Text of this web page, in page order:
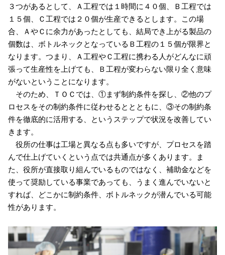
３つがあるとして、Ａ工程では１時間に４０個、Ｂ工程では
１５個、Ｃ工程では２０個が生産できるとします。この場
合、ＡやＣに余力があったとしても、結局でき上がる製品の
個数は、ボトルネックとなっているＢ工程の１５個が限界と
なります。つまり、Ａ工程やＣ工程に携わる人がどんなに頑
張って生産性を上げても、Ｂ工程が変わらない限り全く意味
がないということになります。
そのため、ＴＯＣでは、①まず制約条件を探し、②他のプ
ロセスをその制約条件に従わせるととともに、③その制約条
件を徹底的に活用する、というステップで状況を改善してい
きます。
役所の仕事は工場と異なる点も多いですが、プロセスを踏
んで仕上げていくという点では共通点が多くあります。ま
た、役所が直接取り組んでいるものではなく、補助金などを
使って奨励している事業であっても、うまく進んでいないと
すれば、どこかに制約条件、ボトルネックが潜んでいる可能
性があります。